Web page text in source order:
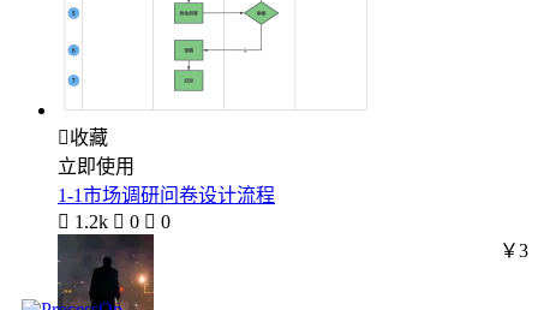
收藏
立即使用
1-1市场调研问卷设计流程
 1.2k  0  0
￥3